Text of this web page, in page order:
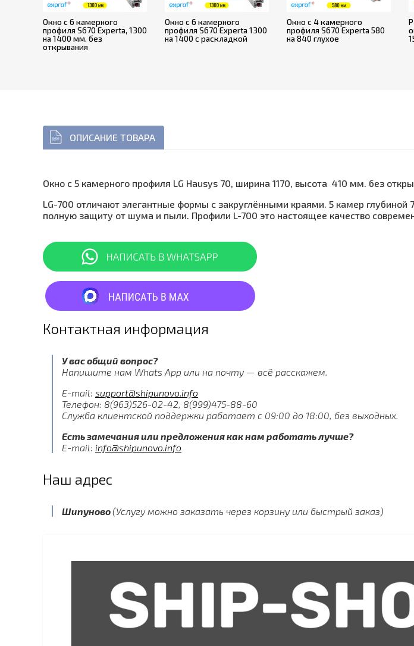
Окно с 6 камерного
профиля S670 Experta, 1300
на 1400 мм. без
открывания
Окно с 6 камерного
профиля S670 Experta 1300
на 1400 с раскладкой
Окно с 4 камерного
профиля S670 Experta 580
на 840 глухое
ОПИСАНИЕ ТОВАРА
Окно с 5 камерного профиля LG Hausys 70, ширина 1170, высота 410 мм. без
LG-700 отличают элегантные формы с закруглёнными краями. 5 камер
полную защиту от шума и пыли. Профили L-700 это настоящее качество
Контактная информация
У вас общий вопрос?
Напишите нам Whats App или на почту — всё расскажем.
E-mail: support@shipunovo.info
Телефон: 8(963)526-02-42, 8(999)475-88-60
Служба клиентской поддержки работает с 09:00 до 18:00, без выходных.
Есть замечания или предложения как нам работать лучше?
E-mail: info@shipunovo.info
Наш адрес
Шипуново(Услугу можно заказать через корзину или быстрый заказ)